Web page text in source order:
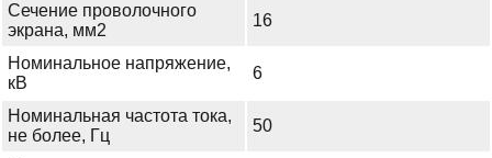
Сечение проволочного
экрана, мм2
16
Номинальное напряжение,
кВ
6
Номинальная частота тока,
не более, Гц
50